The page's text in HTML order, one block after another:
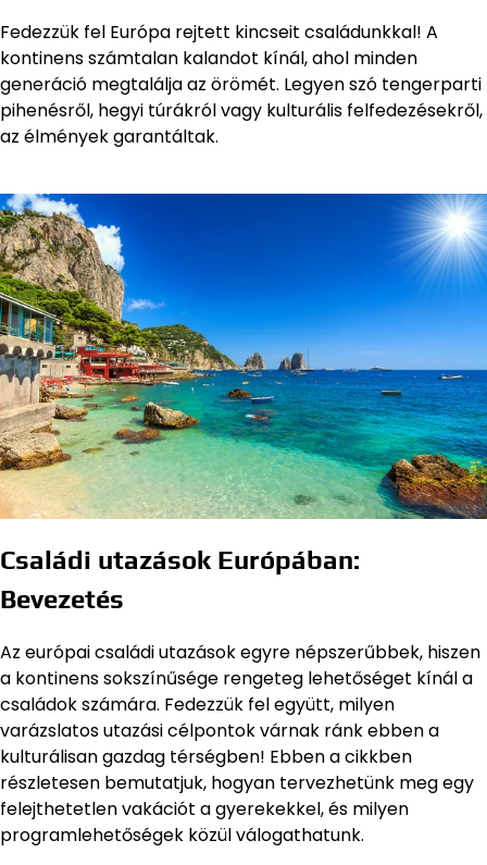
Fedezzük fel Európa rejtett kincseit családunkkal! A
kontinens számtalan kalandot kínál, ahol minden
generáció megtalálja az örömét. Legyen szó tengerparti
pihenésről, hegyi túrákról vagy kulturális felfedezésekről,
az élmények garantáltak.
Családi utazások Európában:
Bevezetés
Az európai családi utazások egyre népszerűbbek, hiszen
a kontinens sokszínűsége rengeteg lehetőséget kínál a
családok számára. Fedezzük fel együtt, milyen
varázslatos utazási célpontok várnak ránk ebben a
kulturálisan gazdag térségben! Ebben a cikkben
részletesen bemutatjuk, hogyan tervezhetünk meg egy
felejthetetlen vakációt a gyerekekkel, és milyen
programlehetőségek közül válogathatunk.